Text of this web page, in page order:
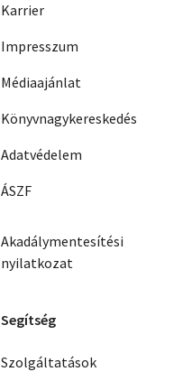
Karrier
Impresszum
Médiaajánlat
Könyvnagykereskedés
Adatvédelem
ÁSZF
Akadálymentesítési
nyilatkozat
Segítség
Szolgáltatások